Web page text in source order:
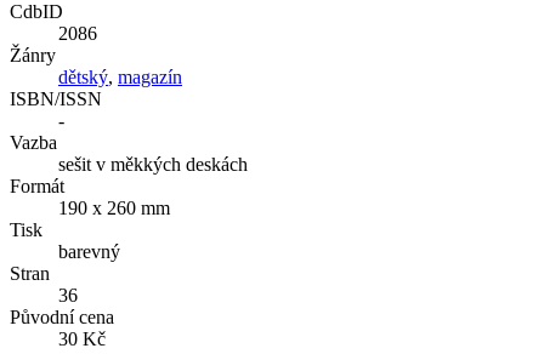
CdbID
2086
Žánry
dětský, magazín
ISBN/ISSN
-
Vazba
sešit v měkkých deskách
Formát
190 x 260 mm
Tisk
barevný
Stran
36
Původní cena
30 Kč